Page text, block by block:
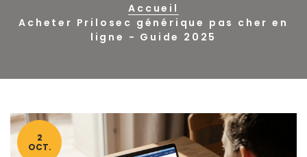
Accueil
Acheter Prilosec générique pas cher en
ligne - Guide 2025
2
OCT.